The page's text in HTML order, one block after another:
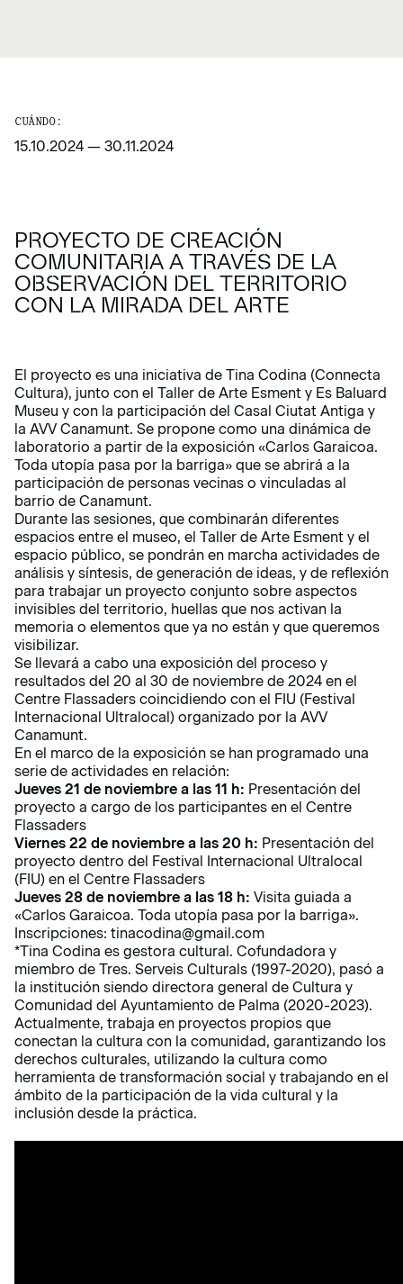
CUÁNDO:
15.10.2024 — 30.11.2024
PROYECTO DE CREACIÓN
COMUNITARIA A TRAVÉS DE LA
OBSERVACIÓN DEL TERRITORIO
CON LA MIRADA DEL ARTE
El proyecto es una iniciativa de Tina Codina (Connecta
Cultura), junto con el Taller de Arte Esment y Es Baluard
Museu y con la participación del Casal Ciutat Antiga y
la AVV Canamunt. Se propone como una dinámica de
laboratorio a partir de la exposición «Carlos Garaicoa.
Toda utopía pasa por la barriga» que se abrirá a la
participación de personas vecinas o vinculadas al
barrio de Canamunt.
Durante las sesiones, que combinarán diferentes
espacios entre el museo, el Taller de Arte Esment y el
espacio público, se pondrán en marcha actividades de
análisis y síntesis, de generación de ideas, y de reflexión
para trabajar un proyecto conjunto sobre aspectos
invisibles del territorio, huellas que nos activan la
memoria o elementos que ya no están y que queremos
visibilizar.
Se llevará a cabo una exposición del proceso y
resultados del 20 al 30 de noviembre de 2024 en el
Centre Flassaders coincidiendo con el FIU (Festival
Internacional Ultralocal) organizado por la AVV
Canamunt.
En el marco de la exposición se han programado una
serie de actividades en relación:
Jueves 21 de noviembre a las 11 h: Presentación del
proyecto a cargo de los participantes en el Centre
Flassaders
Viernes 22 de noviembre a las 20 h: Presentación del
proyecto dentro del Festival Internacional Ultralocal
(FIU) en el Centre Flassaders
Jueves 28 de noviembre a las 18 h: Visita guiada a
«Carlos Garaicoa. Toda utopía pasa por la barriga».
Inscripciones: tinacodina@gmail.com
*Tina Codina es gestora cultural. Cofundadora y
miembro de Tres. Serveis Culturals (1997-2020), pasó a
la institución siendo directora general de Cultura y
Comunidad del Ayuntamiento de Palma (2020-2023).
Actualmente, trabaja en proyectos propios que
conectan la cultura con la comunidad, garantizando los
derechos culturales, utilizando la cultura como
herramienta de transformación social y trabajando en el
ámbito de la participación de la vida cultural y la
inclusión desde la práctica.